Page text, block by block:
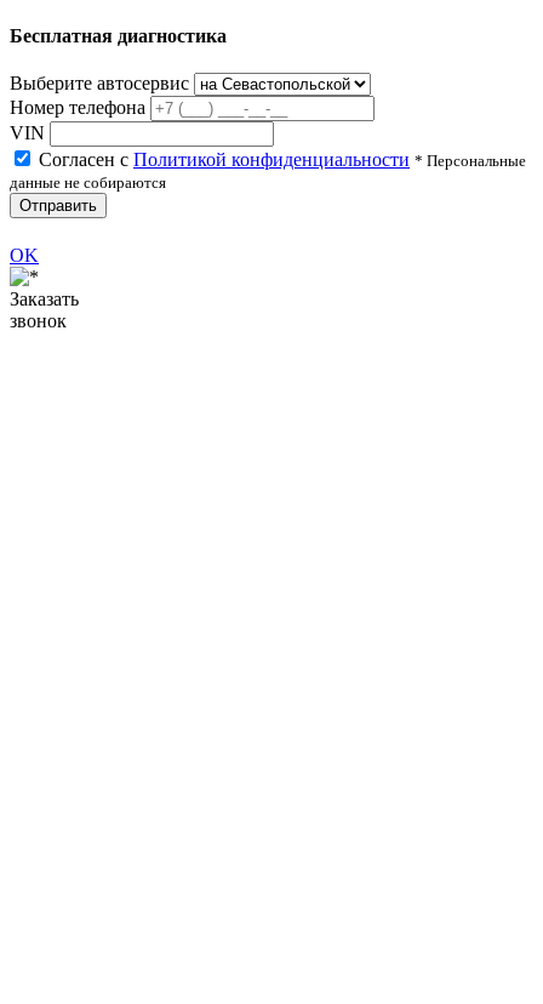
Бесплатная диагностика
Выберите автосервис
Номер телефона
VIN
Согласен с Политикой конфиденциальности * Персональные
данные не собираются
Отправить
OK
Заказать
звонок